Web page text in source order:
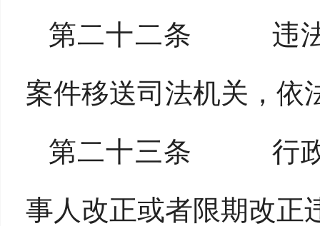
第二十二条 违法
案件移送司法机关，依
第二十三条 行政
事人改正或者限期改正